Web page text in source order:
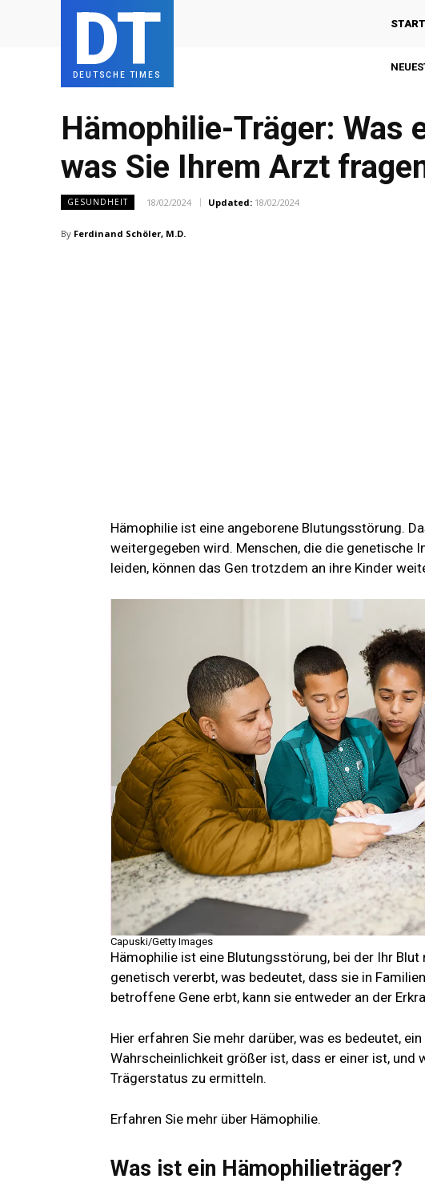
DT
DEUTSCHE TIMES
Hämophilie-Träger: Was
was Sie Ihrem Arzt
GESUNDHEIT 18/02/2024 Updated: 18/02/2024
By Ferdinand Schöler, M.D.
Hämophilie ist eine angeborene Blutungsstörung.
weitergegeben wird. Menschen, die die genetische
leiden, können das Gen trotzdem an ihre Kinder
Capuski/Getty Images
Hämophilie ist eine Blutungsstörung, bei der Ihr
genetisch vererbt, was bedeutet, dass sie in
betroffene Gene erbt, kann sie entweder an der
Hier erfahren Sie mehr darüber, was es bedeutet,
Wahrscheinlichkeit größer ist, dass er einer ist, und
Trägerstatus zu ermitteln.
Erfahren Sie mehr über Hämophilie.
Was ist ein Hämophilieträger?